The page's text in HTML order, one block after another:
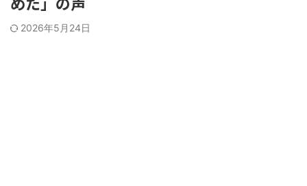
2026年5月24日